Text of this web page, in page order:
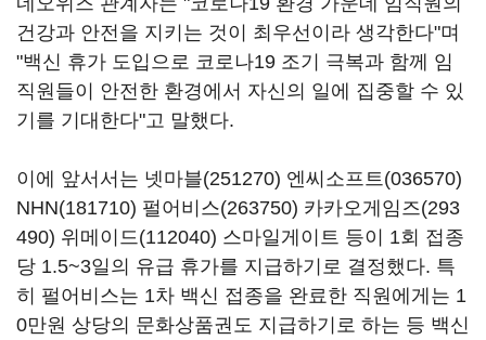
건강과 안전을 지키는 것이 최우선이라 생각한다"며
"백신 휴가 도입으로 코로나19 조기 극복과 함께 임
직원들이 안전한 환경에서 자신의 일에 집중할 수 있
기를 기대한다"고 말했다.
이에 앞서서는 넷마블(251270) 엔씨소프트(036570)
NHN(181710) 펄어비스(263750) 카카오게임즈(293
490) 위메이드(112040) 스마일게이트 등이 1회 접종
당 1.5~3일의 유급 휴가를 지급하기로 결정했다. 특
히 펄어비스는 1차 백신 접종을 완료한 직원에게는 1
0만원 상당의 문화상품권도 지급하기로 하는 등 백신